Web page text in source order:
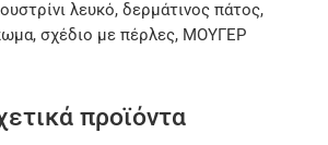
λευκό, δερμάτινος πάτος,
σχέδιο με πέρλες, ΜΟΥΓΕΡ
προϊόντα